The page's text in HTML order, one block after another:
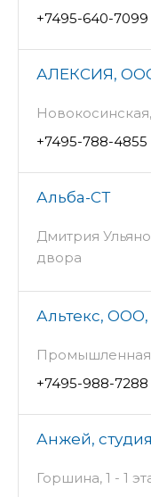
+7495-640-7099
АЛЕКСИЯ,
+7495-788-4855
Альба-СТ
Дмитрия
двора
Альтекс,
Промышленная,
+7495-988-7288
Анжей,
Горшина, 1 - 1